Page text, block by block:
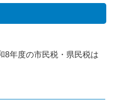
8年度の市民税・県民税は